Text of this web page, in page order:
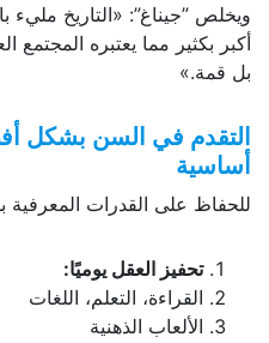
ويخلص ”جيناغ”: «التاريخ مليء
أكبر بكثير مما يعتبره المجتمع
بل قمة.»
التقدم في السن بشكل
أساسية
للحفاظ على القدرات المعرفية
تحفيز العقل يوميًا:
القراءة، التعلم، اللغات
الألعاب الذهنية